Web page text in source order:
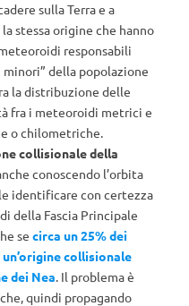
sulla Terra e a
stessa origine che hanno
responsabili
della popolazione
la distribuzione delle
fra i meteoroidi metrici e
o chilometriche.
collisionale della
conoscendo l’orbita
identificare con certezza
della Fascia Principale
se circa un 25% dei
collisionale
dei Nea. Il problema è
quindi propagando